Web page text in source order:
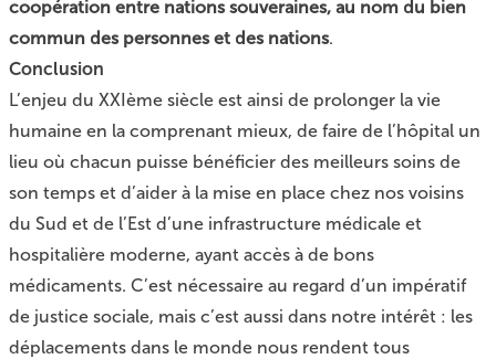
coopération entre nations souveraines, au nom du bien
commun des personnes et des nations.
Conclusion
L’enjeu du XXIème siècle est ainsi de prolonger la vie
humaine en la comprenant mieux, de faire de l’hôpital un
lieu où chacun puisse bénéficier des meilleurs soins de
son temps et d’aider à la mise en place chez nos voisins
du Sud et de l’Est d’une infrastructure médicale et
hospitalière moderne, ayant accès à de bons
médicaments. C’est nécessaire au regard d’un impératif
de justice sociale, mais c’est aussi dans notre intérêt : les
déplacements dans le monde nous rendent tous